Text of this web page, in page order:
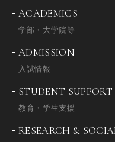
ACADEMICS
学部・大学院等
ADMISSION
入試情報
STUDENT SUPPORT
教育・学生支援
RESEARCH &